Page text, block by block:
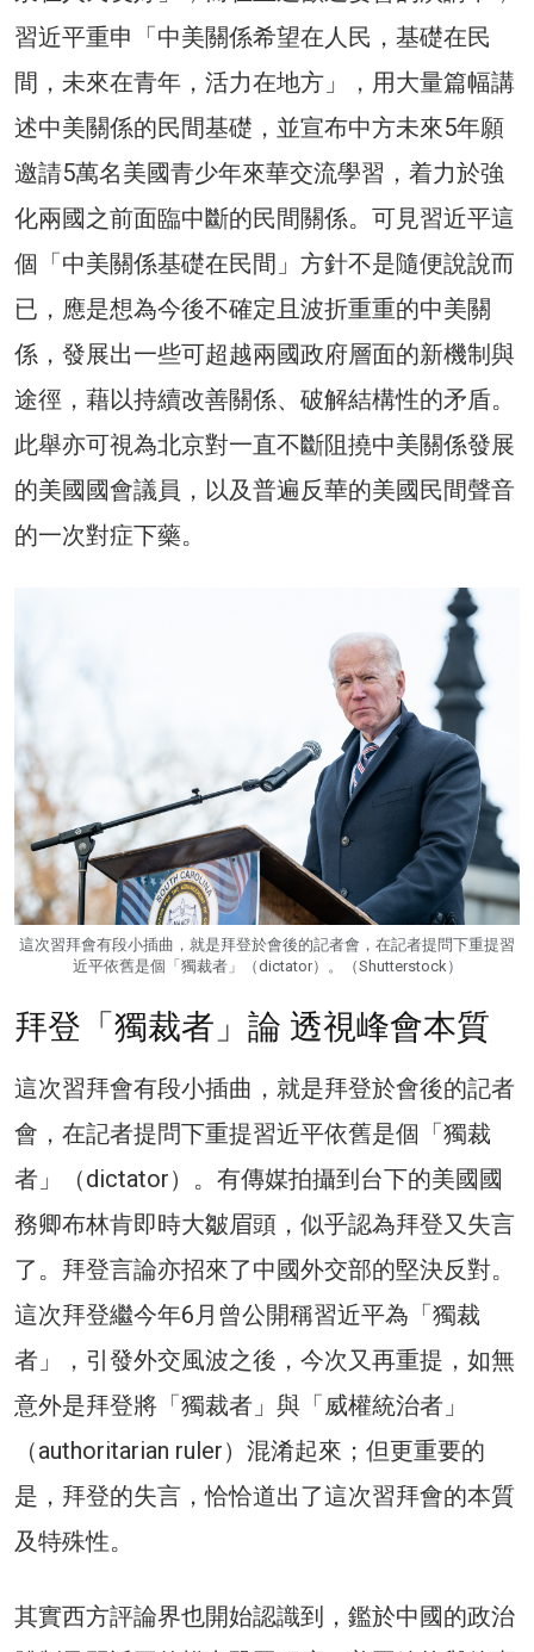
習近平重申「中美關係希望在人民，基礎在民
間，未來在青年，活力在地方」，用大量篇幅講
述中美關係的民間基礎，並宣布中方未來5年願
邀請5萬名美國青少年來華交流學習，着力於強
化兩國之前面臨中斷的民間關係。可見習近平這
個「中美關係基礎在民間」方針不是隨便說說而
已，應是想為今後不確定且波折重重的中美關
係，發展出一些可超越兩國政府層面的新機制與
途徑，藉以持續改善關係、破解結構性的矛盾。
此舉亦可視為北京對一直不斷阻撓中美關係發展
的美國國會議員，以及普遍反華的美國民間聲音
的一次對症下藥。
這次習拜會有段小插曲，就是拜登於會後的記者會，在記者提問下重提習
近平依舊是個「獨裁者」（dictator）。（Shutterstock）
拜登「獨裁者」論 透視峰會本質
這次習拜會有段小插曲，就是拜登於會後的記者
會，在記者提問下重提習近平依舊是個「獨裁
者」（dictator）。有傳媒拍攝到台下的美國國
務卿布林肯即時大皺眉頭，似乎認為拜登又失言
了。拜登言論亦招來了中國外交部的堅決反對。
這次拜登繼今年6月曾公開稱習近平為「獨裁
者」，引發外交風波之後，今次又再重提，如無
意外是拜登將「獨裁者」與「威權統治者」
（authoritarian ruler）混淆起來；但更重要的
是，拜登的失言，恰恰道出了這次習拜會的本質
及特殊性。
其實西方評論界也開始認識到，鑑於中國的政治